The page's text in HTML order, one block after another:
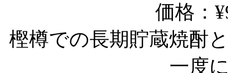
価格：
樫樽での長期貯蔵焼酎
一度